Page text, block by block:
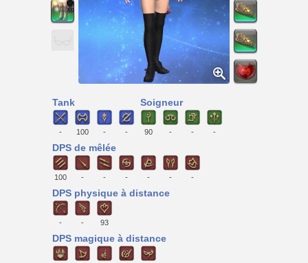
Tank
- 100 - -
Soigneur
90 - - -
DPS de mêlée
100 - - - - - -
DPS physique à distance
- - 93
DPS magique à distance